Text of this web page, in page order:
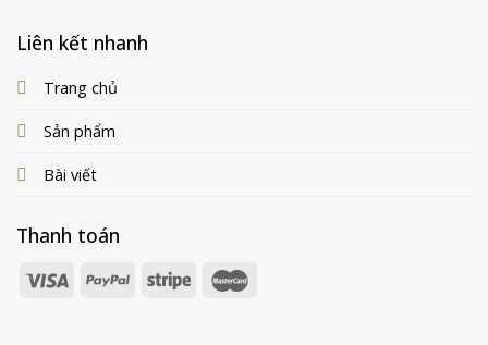
Liên kết nhanh
Trang chủ
Sản phẩm
Bài viết
Thanh toán